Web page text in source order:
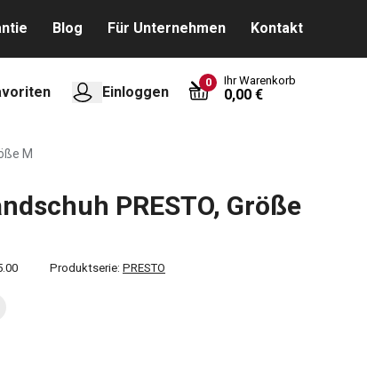
Blog Für Unternehmen Kontakt
Einloggen
0 Ihr Warenkorb
0,00 €
M
PRESTO, Größe
Produktserie: PRESTO